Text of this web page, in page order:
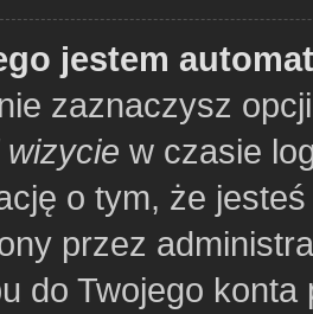
jestem
zaznaczysz
w czasie
o tym, że
przez
do Twojego